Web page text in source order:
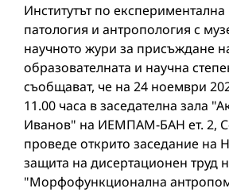
Институтът по
патология и антропология с
научното жури за присъждане
образователната и научна
съобщават, че на 24 ноември
11.00 часа в заседателна зала
Иванов" на ИЕМПАМ-БАН ет. 2,
проведе открито заседание на
защита на дисертационен труд
"Морфофункционална